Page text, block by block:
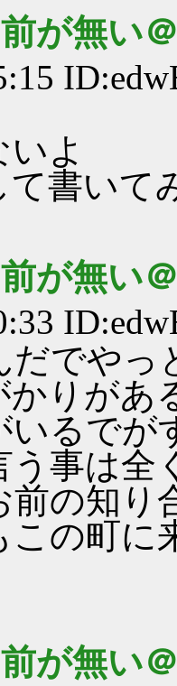
が無い
よ
て書いて
が無い
だでやっ
かりが
いるで
う事は全
前の知り
この町
が無い